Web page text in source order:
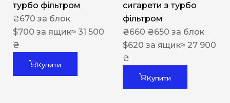
турбо фільтром
₴670 за блок
$700 за ящик≈ 31 500
₴
Купити
сигарети з турбо
фільтром
₴660 ₴650 за блок
$620 за ящик≈ 27 900
₴
Купити